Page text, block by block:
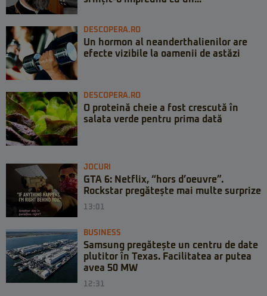
DESCOPERA.RO
Un hormon al neanderthalienilor are
efecte vizibile la oamenii de astăzi
DESCOPERA.RO
O proteină cheie a fost crescută în
salata verde pentru prima dată
JOCURI
GTA 6: Netflix, “hors d’oeuvre”.
Rockstar pregătește mai multe surprize
13:01
BUSINESS
Samsung pregătește un centru de date
plutitor în Texas. Facilitatea ar putea
avea 50 MW
12:31